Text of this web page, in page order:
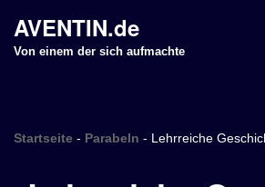
Z
n
AVENTIN.de
Von einem der sich aufmachte
Startseite - Parabeln - Lehrreiche